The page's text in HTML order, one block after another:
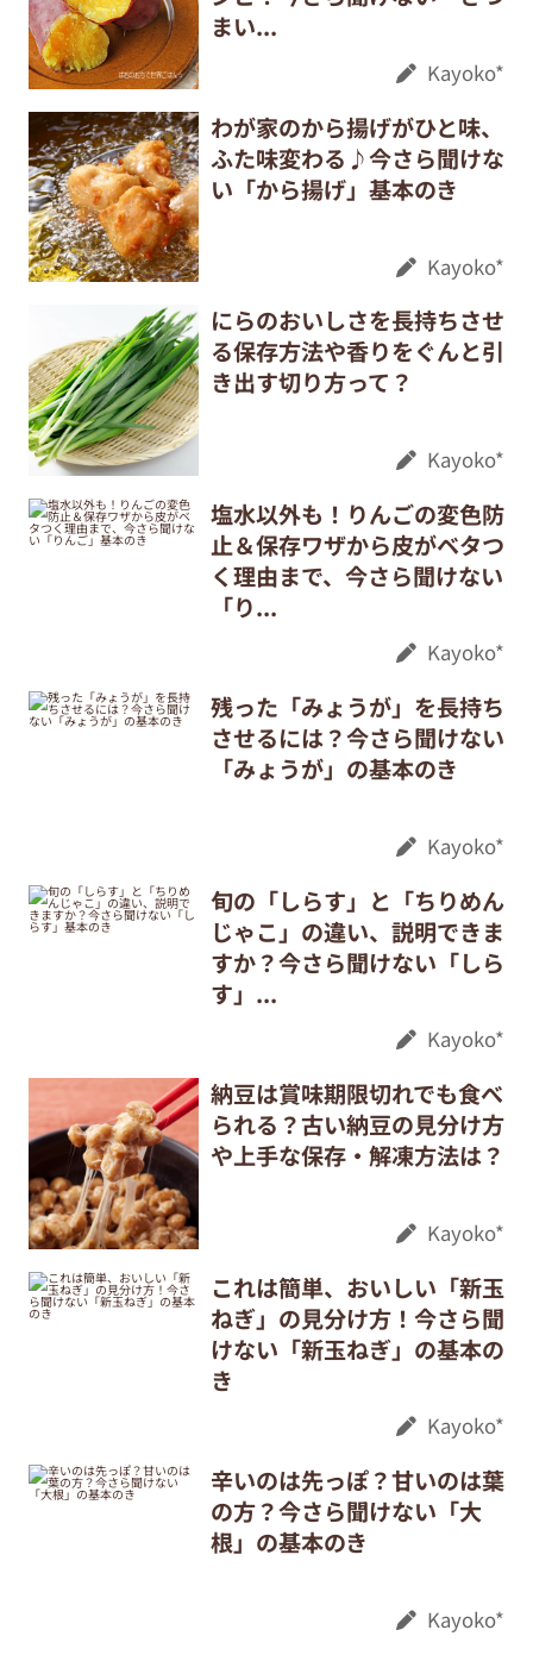
まい...
Kayoko*
わが家のから揚げがひと味、
ふた味変わる♪今さら聞けな
い「から揚げ」基本のき
Kayoko*
にらのおいしさを長持ちさせ
る保存方法や香りをぐんと引
き出す切り方って？
Kayoko*
塩水以外も！りんごの変色防
止＆保存ワザから皮がベタつ
く理由まで、今さら聞けない
「り...
Kayoko*
残った「みょうが」を長持ち
させるには？今さら聞けない
「みょうが」の基本のき
Kayoko*
旬の「しらす」と「ちりめん
じゃこ」の違い、説明できま
すか？今さら聞けない「しら
す」...
Kayoko*
納豆は賞味期限切れでも食べ
られる？古い納豆の見分け方
や上手な保存・解凍方法は？
Kayoko*
これは簡単、おいしい「新玉
ねぎ」の見分け方！今さら聞
けない「新玉ねぎ」の基本の
き
Kayoko*
辛いのは先っぽ？甘いのは葉
の方？今さら聞けない「大
根」の基本のき
Kayoko*